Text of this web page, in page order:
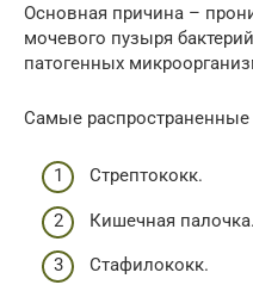
Основная причина –
мочевого пузыря
патогенных
Самые
Стрептококк.
Кишечная палочка.
Стафилококк.